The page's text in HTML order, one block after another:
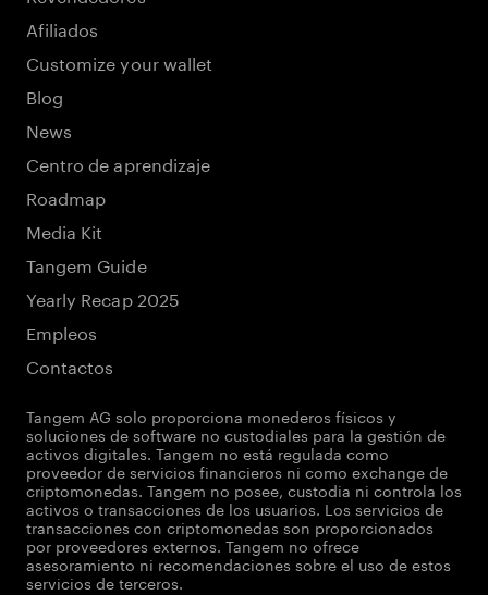
Afiliados
Customize your wallet
Blog
News
Centro de aprendizaje
Roadmap
Media Kit
Tangem Guide
Yearly Recap 2025
Empleos
Contactos
Tangem AG solo proporciona monederos físicos y
soluciones de software no custodiales para la gestión de
activos digitales. Tangem no está regulada como
proveedor de servicios financieros ni como exchange de
criptomonedas. Tangem no posee, custodia ni controla los
activos o transacciones de los usuarios. Los servicios de
transacciones con criptomonedas son proporcionados
por proveedores externos. Tangem no ofrece
asesoramiento ni recomendaciones sobre el uso de estos
servicios de terceros.